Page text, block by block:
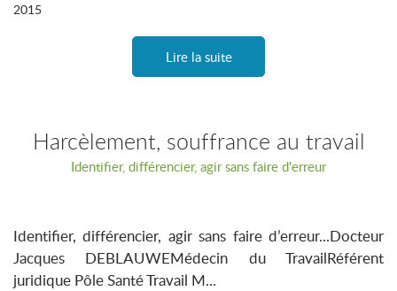
2015
Lire la suite
Harcèlement, souffrance au travail
Identifier, différencier, agir sans faire d'erreur
Identifier, différencier, agir sans faire d’erreur...Docteur
Jacques DEBLAUWEMédecin du TravailRéférent
juridique Pôle Santé Travail M...